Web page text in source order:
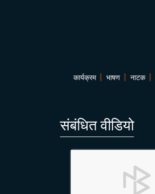
कार्यक्रम भाषण नाटक
संबंधित वीडियो